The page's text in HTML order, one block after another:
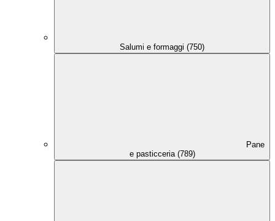
Salumi e formaggi (750)
Pane
e pasticceria (789)